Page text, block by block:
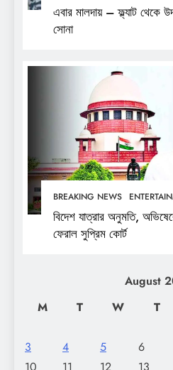
এবার মালদায় – ফ্ল্যাট থেকে
সোনা
BREAKING NEWS
বিদেশ যাত্রার অনুমতি,
ফেরাল সুপ্রিম কোর্ট
August
M
T W T
3
4 5 6
10
11 12 13